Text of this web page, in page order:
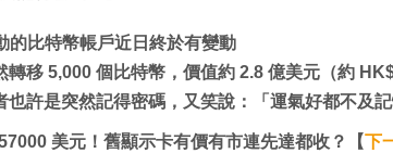
的比特幣帳戶近日終於有變動
移 5,000 個比特幣，價值約 2.8 億美元（約
許是突然記得密碼，又笑說：「運氣好都不及記
美元！舊顯示卡有價有市連先達都收？【下